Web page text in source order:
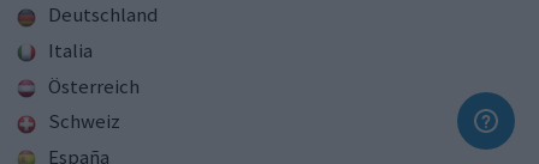
Deutschland
Italia
Österreich
Schweiz
España